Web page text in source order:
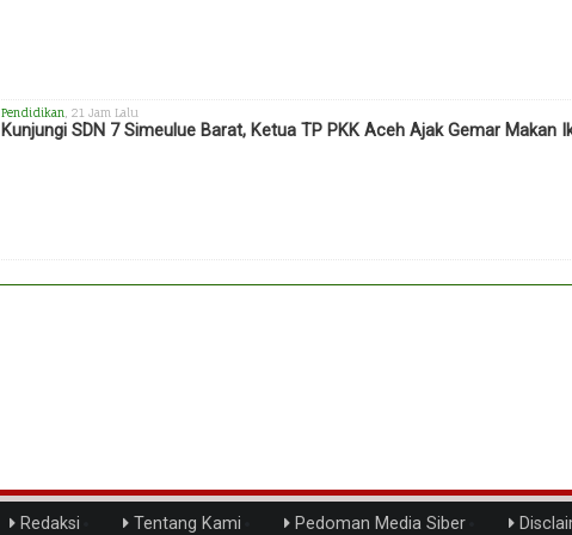
Pendidikan , 21 Jam Lalu
Kunjungi SDN 7 Simeulue Barat, Ketua TP PKK Aceh Ajak Gemar Makan
Redaksi Tentang Kami Pedoman Media Siber